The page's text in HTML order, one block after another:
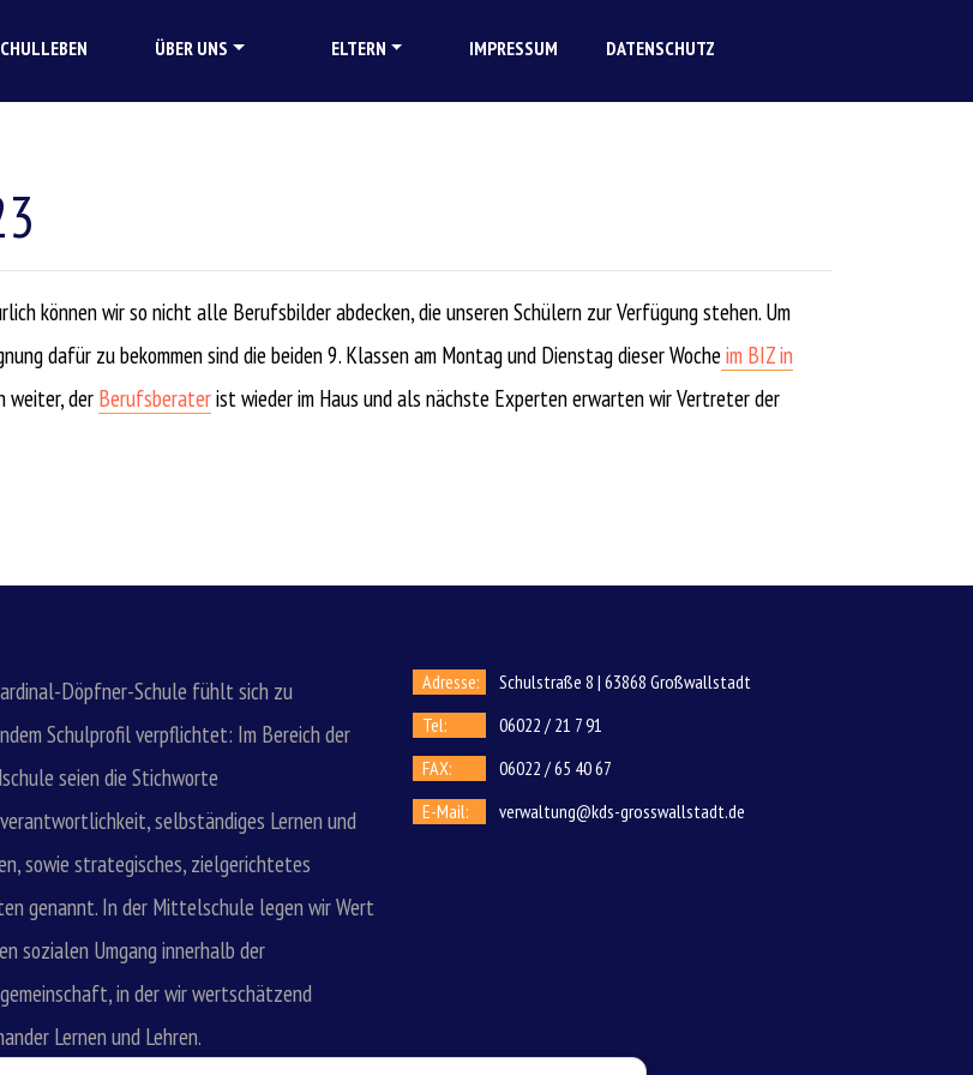
ÜBER UNS ELTERN IMPRESSUM DATENSCHUTZ
können wir so nicht alle Berufsbilder abdecken, die unseren Schülern zur Verfügung stehen. Um
dafür zu bekommen sind die beiden 9. Klassen am Montag und Dienstag dieser Wocheim BIZ in
weiter, derBerufsberaterist wieder im Haus und als nächste Experten erwarten wir Vertreter der
Döpfner-Schule fühlt sich zu
Schulprofil verpflichtet: Im Bereich der
seien die Stichworte
selbständiges Lernen und
sowie strategisches, zielgerichtetes
genannt. In der Mittelschule legen wir Wert
sozialen Umgang innerhalb der
in der wir wertschätzend
Lernen und Lehren.
Adresse:
Schulstraße 8 | 63868 Großwallstadt
Tel:
06022 / 21 7 91
FAX:
06022 / 65 40 67
E-Mail:
verwaltung@kds-grosswallstadt.de